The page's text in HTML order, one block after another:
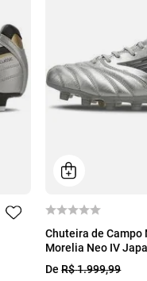
38 39
44
Chuteira de Campo
Morelia Neo IV
DeR$1.999,99